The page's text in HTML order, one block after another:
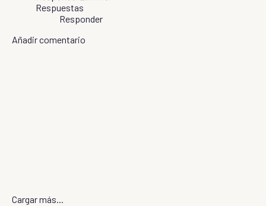
Respuestas
Responder
Añadir comentario
Cargar más...